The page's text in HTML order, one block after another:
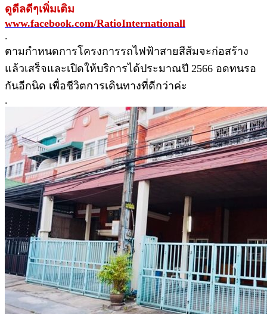
ดูดีลดีๆเพิ่มเติม
www.facebook.com/RatioInternationall
.
ตามกำหนดการโครงการรถไฟฟ้าสายสีส้มจะก่อสร้าง
แล้วเสร็จและเปิดให้บริการได้ประมาณปี 2566 อดทนรอ
กันอีกนิด เพื่อชีวิตการเดินทางที่ดีกว่าค่ะ
.